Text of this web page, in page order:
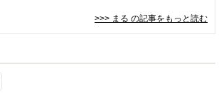
>>> まる の記事をもっと読む